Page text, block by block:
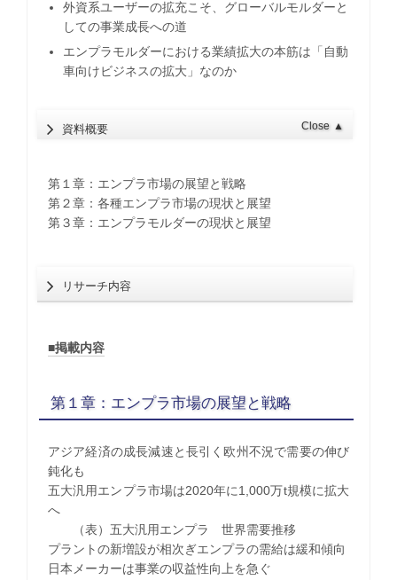
外資系ユーザーの拡充こそ、グローバルモルダーと
しての事業成長への道
エンプラモルダーにおける業績拡大の本筋は「自動
車向けビジネスの拡大」なのか
資料概要 Close ▲
第１章：エンプラ市場の展望と戦略
第２章：各種エンプラ市場の現状と展望
第３章：エンプラモルダーの現状と展望
リサーチ内容
■掲載内容
第１章：エンプラ市場の展望と戦略
アジア経済の成長減速と長引く欧州不況で需要の伸び
鈍化も
五大汎用エンプラ市場は2020年に1,000万t規模に拡大
へ
（表）五大汎用エンプラ 世界需要推移
プラントの新増設が相次ぎエンプラの需給は緩和傾向
日本メーカーは事業の収益性向上を急ぐ